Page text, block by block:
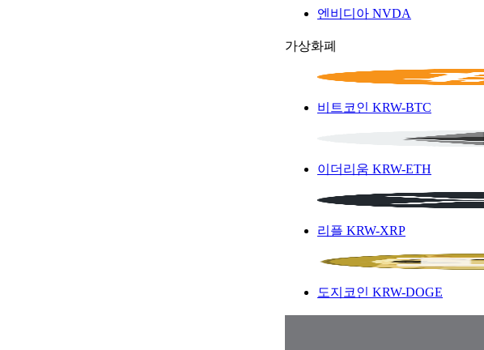
엔비디아 NVDA
가상화폐
비트코인 KRW-BTC
이더리움 KRW-ETH
리플 KRW-XRP
도지코인 KRW-DOGE